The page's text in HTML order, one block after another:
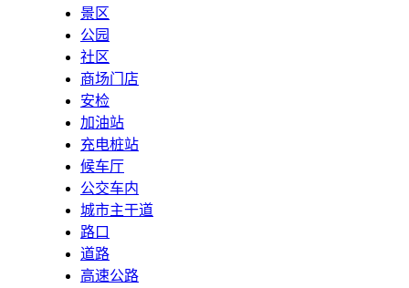
景区
公园
社区
商场门店
安检
加油站
充电桩站
候车厅
公交车内
城市主干道
路口
道路
高速公路